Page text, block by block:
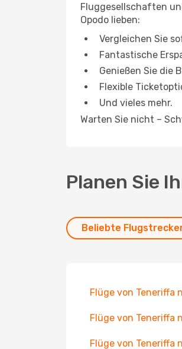
Fluggesellschaften
Opodo lieben:
Vergleichen Sie
Fantastische
Genießen Sie die
Flexible
Und vieles mehr.
Warten Sie nicht –
Planen Sie
Beliebte
Flüge von Teneriffa
Flüge von Teneriffa
Flüge von Teneriffa